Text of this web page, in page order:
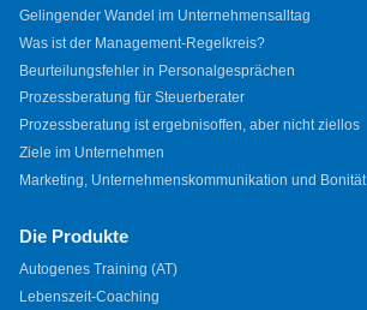
Gelingender Wandel im Unternehmensalltag
Was ist der Management-Regelkreis?
Beurteilungsfehler in Personalgesprächen
Prozessberatung für Steuerberater
Prozessberatung ist ergebnisoffen, aber nicht ziellos
Ziele im Unternehmen
Marketing, Unternehmenskommunikation und Bonität
Die Produkte
Autogenes Training (AT)
Lebenszeit-Coaching